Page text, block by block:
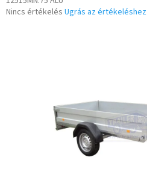
A
Nincs értékelés Ugrás az értékeléshez